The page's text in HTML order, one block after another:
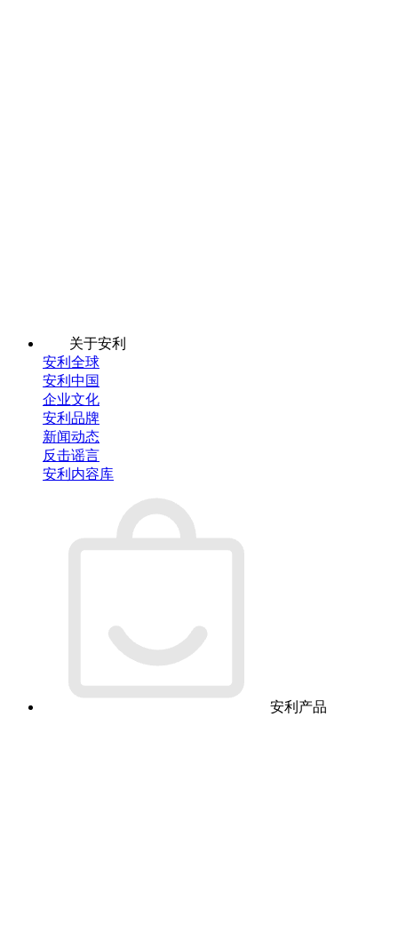
关于安利
安利全球
安利中国
企业文化
安利品牌
新闻动态
反击谣言
安利内容库
安利产品